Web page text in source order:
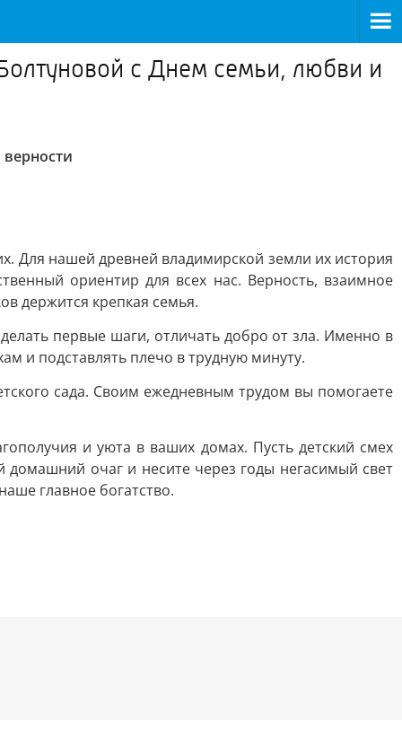
с Днем семьи, любви и
Для нашей древней владимирской земли их история
ориентир для всех нас. Верность, взаимное
держится крепкая семья.
первые шаги, отличать добро от зла. Именно в
и подставлять плечо в трудную минуту.
сада. Своим ежедневным трудом вы помогаете
и уюта в ваших домах. Пусть детский смех
домашний очаг и несите через годы негасимый свет
главное богатство.